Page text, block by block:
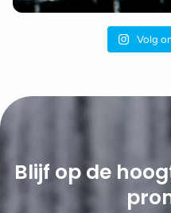
Volg
Blijf op de